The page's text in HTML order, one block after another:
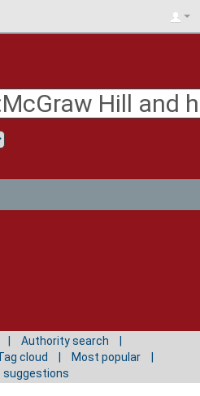
Authority search
cloud
Most popular
suggestions